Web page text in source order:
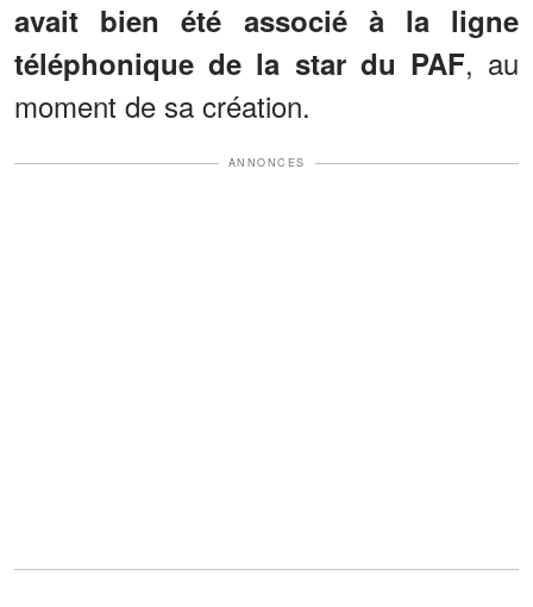
avait bien été associé à la ligne
téléphonique de la star du PAF, au
moment de sa création.
ANNONCES